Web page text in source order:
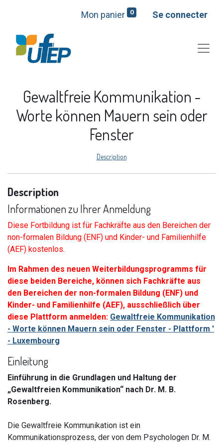
Mon panier 0 Se connecter
Gewaltfreie Kommunikation -
Worte können Mauern sein oder
Fenster
Description
Description
Informationen zu Ihrer Anmeldung
Diese Fortbildung ist für Fachkräfte aus den Bereichen der
non-formalen Bildung (ENF) und Kinder- und Familienhilfe
(AEF) kostenlos.
Im Rahmen des neuen Weiterbildungsprogramms für
diese beiden Bereiche, können sich Fachkräfte aus
den Bereichen der non-formalen Bildung (ENF) und
Kinder- und Familienhilfe (AEF), ausschließlich über
diese Plattform anmelden: Gewaltfreie Kommunikation
- Worte können Mauern sein oder Fenster - Plattform '
- Luxembourg
Einleitung
Einführung in die Grundlagen und Haltung der
„Gewaltfreien Kommunikation“ nach Dr. M. B.
Rosenberg.
Die Gewaltfreie Kommunikation ist ein
Kommunikationsprozess, der von dem Psychologen Dr. M.